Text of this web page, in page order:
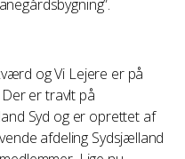
og Vi Lejere er på
er travlt på
Syd og er oprettet af
afdeling Sydsjælland